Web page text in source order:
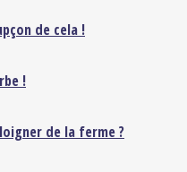
de cela !
!
de la ferme ?